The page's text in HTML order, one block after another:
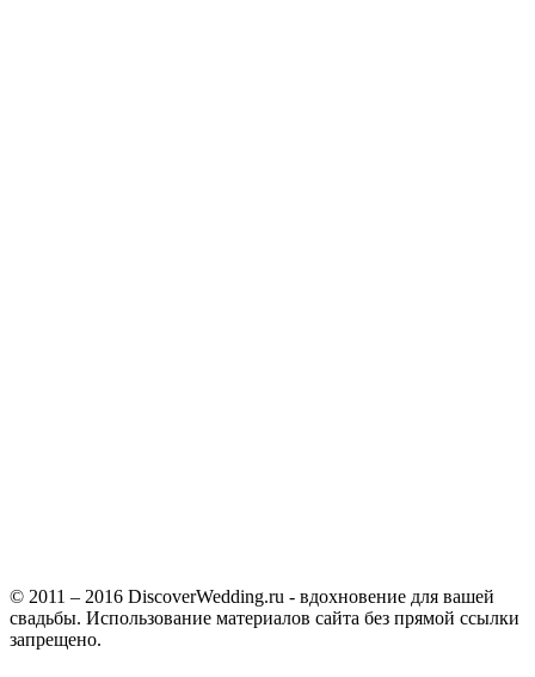
© 2011 – 2016 DiscoverWedding.ru - вдохновение для вашей
свадьбы. Использование материалов сайта без прямой ссылки
запрещено.